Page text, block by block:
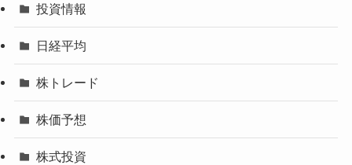
投資情報
日経平均
株トレード
株価予想
株式投資